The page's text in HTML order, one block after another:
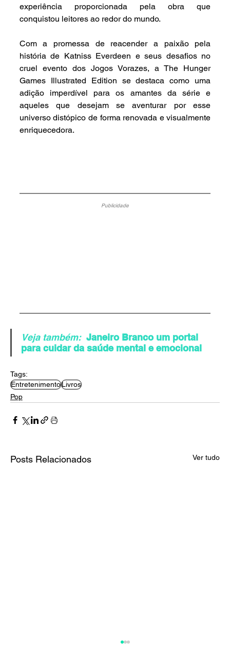
experiência proporcionada pela obra que
conquistou leitores ao redor do mundo.
Com a promessa de reacender a paixão pela
história de Katniss Everdeen e seus desafios no
cruel evento dos Jogos Vorazes, a The Hunger
Games Illustrated Edition se destaca como uma
adição imperdível para os amantes da série e
aqueles que desejam se aventurar por esse
universo distópico de forma renovada e visualmente
enriquecedora.
Publicidade
Veja também: Janeiro Branco um portal
para cuidar da saúde mental e emocional
Tags:
EntretenimentoLivros
Pop
Posts Relacionados Ver tudo